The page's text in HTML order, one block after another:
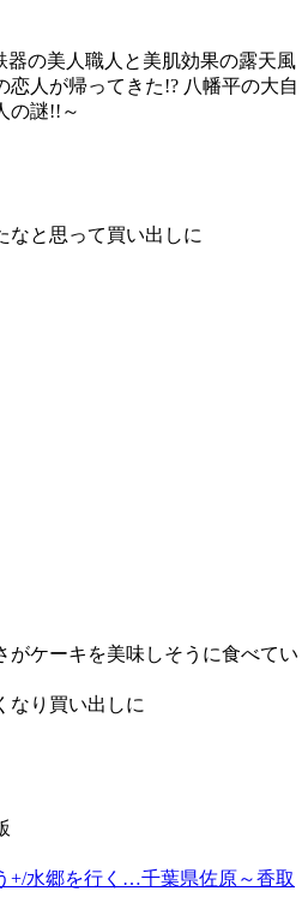
器の美人職人と美肌効果の露天風
恋人が帰ってきた!? 八幡平の大自
の謎!!～
なと思って買い出しに
がケーキを美味しそうに食べてい
なり買い出しに
+/水郷を行く…千葉県佐原～香取